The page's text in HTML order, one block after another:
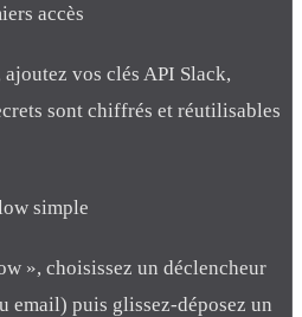
accès
vos clés API Slack,
sont chiffrés et réutilisables
simple
», choisissez un déclencheur
email) puis glissez-déposez un